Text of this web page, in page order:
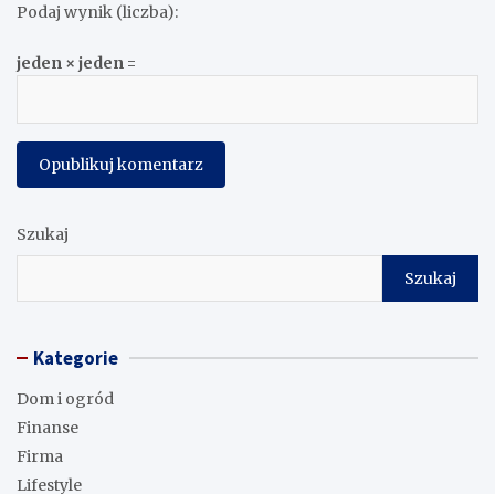
Podaj wynik (liczba):
jeden × jeden =
Szukaj
Szukaj
Kategorie
Dom i ogród
Finanse
Firma
Lifestyle